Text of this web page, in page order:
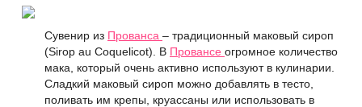
Сувенир из Прованса – традиционный маковый сироп
(Sirop au Coquelicot). В Провансе огромное количество
мака, который очень активно используют в кулинарии.
Сладкий маковый сироп можно добавлять в тесто,
поливать им крепы, круассаны или использовать в